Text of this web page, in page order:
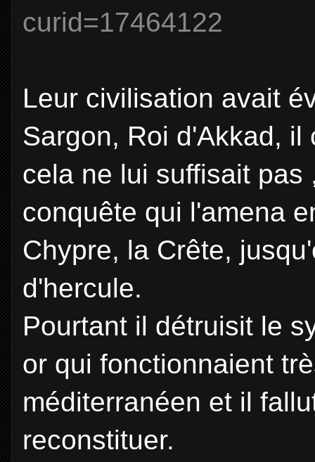
curid=17464122
Leur civilisation avait
Sargon, Roi d'Akkad,
cela ne lui suffisait
conquête qui l'amena
Chypre, la Crête,
d'hercule.
Pourtant il détruisit le
or qui fonctionnaient
méditerranéen et il
reconstituer.